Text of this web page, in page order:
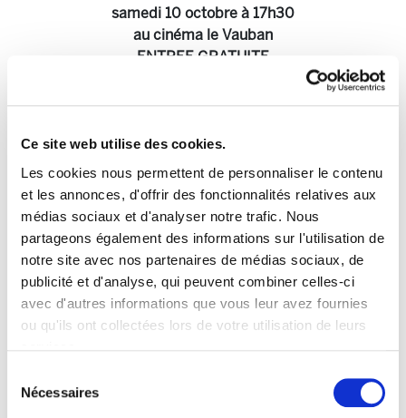
Ce site web utilise des cookies.
Les cookies nous permettent de personnaliser le contenu
et les annonces, d'offrir des fonctionnalités relatives aux
médias sociaux et d'analyser notre trafic. Nous
partageons également des informations sur l'utilisation de
notre site avec nos partenaires de médias sociaux, de
publicité et d'analyse, qui peuvent combiner celles-ci
avec d'autres informations que vous leur avez fournies
ou qu'ils ont collectées lors de votre utilisation de leurs
Nécessaires
samedi 10 octobre à 17h30
au cinéma le Vauban
ENTREE GRATUITE
Etcheverry(Bizi! Tour Alternatiba).
19h00 :
Buffet produits locaux.
20h00 : "Changeons le système, pas le climat" Susan
George
(militante altermondialiste et présidente
d'honneur d'Attac), marraine d'Alternatiba Garazi, Noël
Mamère(ancien journaliste, auteur du livre "C
hangeons
le système, pas le climat"
22h00 :
Défilé nocturne
Jour de la Nuit.
23h00 :
Alternatibar.